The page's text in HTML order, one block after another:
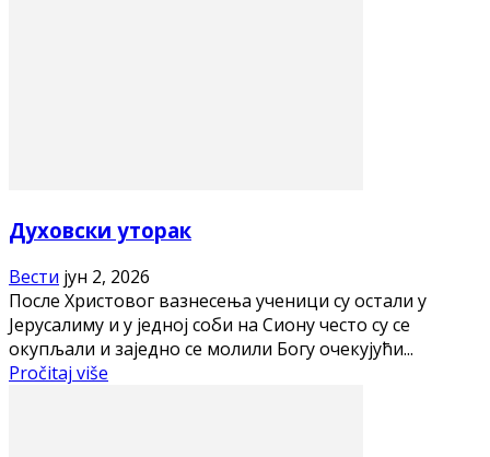
Духовски уторак
Вести јун 2, 2026
После Христовог вазнесења ученици су остали у
Јерусалиму и у једној соби на Сиону често су се
окупљали и заједно се молили Богу очекујући...
Pročitaj više